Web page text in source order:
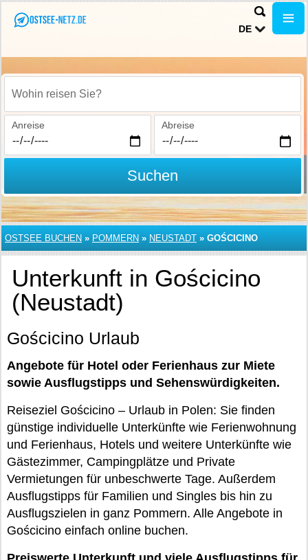
DE
Wohin reisen Sie?
Anreise Abreise
Suchen
OSTSEE BUCHEN » POMMERN » NEUSTADT » GOŚCICINO
Unterkunft in Gościcino
(Neustadt)
Gościcino Urlaub
Angebote für Hotel oder Ferienhaus zur Miete
sowie Ausflugstipps und Sehenswürdigkeiten.
Reiseziel Gościcino – Urlaub in Polen: Sie finden
günstige individuelle Unterkünfte wie Ferienwohnung
und Ferienhaus, Hotels und weitere Unterkünfte wie
Gästezimmer, Campingplätze und Private
Vermietungen für unbeschwerte Tage. Außerdem
Ausflugstipps für Familien und Singles bis hin zu
Ausflugszielen in ganz Pommern. Alle Angebote in
Gościcino einfach online buchen.